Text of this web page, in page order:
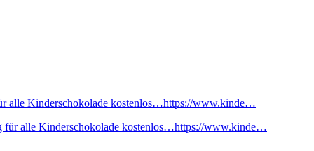
alle Kinderschokolade kostenlos…https://www.kinde…
für alle Kinderschokolade kostenlos…https://www.kinde…